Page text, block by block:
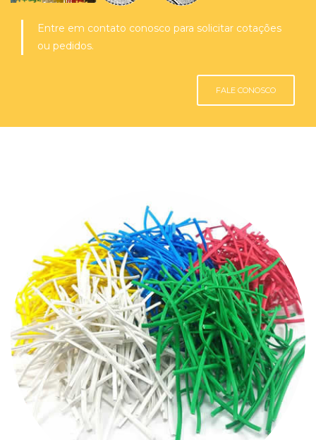
Entre em contato conosco para solicitar cotações
ou pedidos.
FALE CONOSCO